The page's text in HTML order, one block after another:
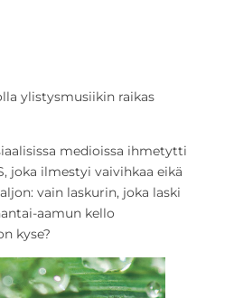
ylistysmusiikin raikas
medioissa ihmetytti
joka ilmestyi vaivihkaa eikä
vain laskurin, joka laski
aamun kello
kyse?